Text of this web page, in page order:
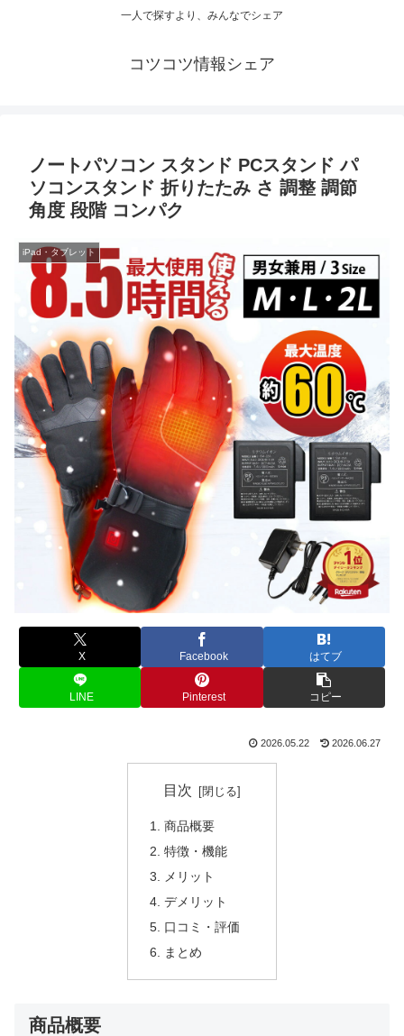
一人で探すより、みんなでシェア
コツコツ情報シェア
ノートパソコン スタンド PCスタンド パ
ソコンスタンド 折りたたみ さ 調整 調節
角度 段階 コンパク
iPad・タブレット
X Facebook はてブ
LINE Pinterest コピー
2026.05.22 2026.06.27
目次
商品概要
特徴・機能
メリット
デメリット
口コミ・評価
まとめ
商品概要